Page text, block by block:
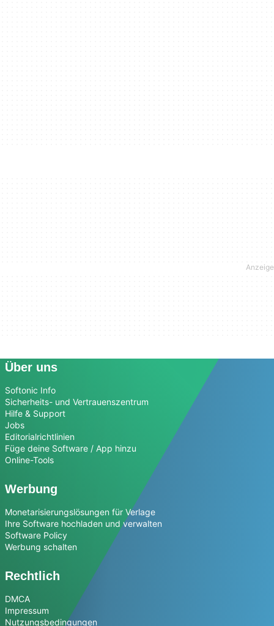
Über uns
Softonic Info
Sicherheits- und Vertrauenszentrum
Hilfe & Support
Jobs
Editorialrichtlinien
Füge deine Software / App hinzu
Online-Tools
Werbung
Monetarisierungslösungen für Verlage
Ihre Software hochladen und verwalten
Software Policy
Werbung schalten
Rechtlich
DMCA
Impressum
Nutzungsbedingungen